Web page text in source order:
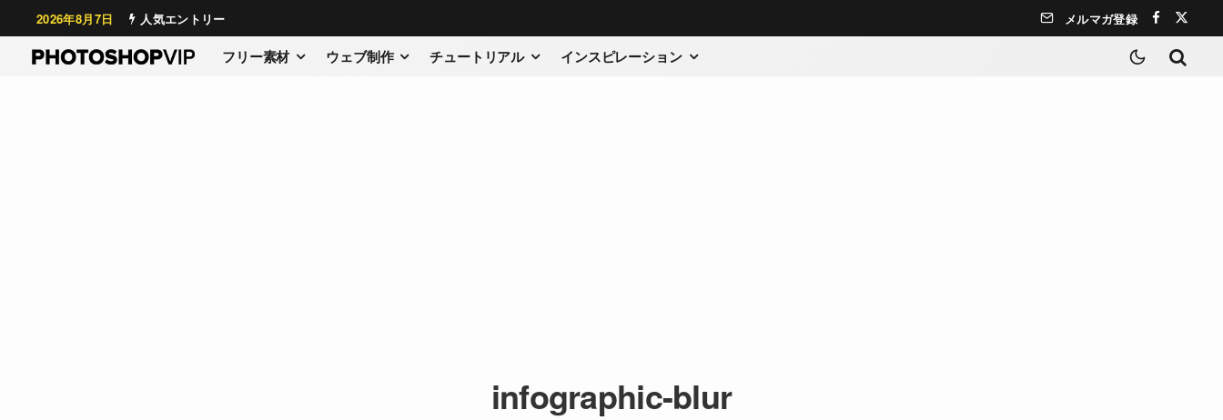
2026年8月7日 人気エントリー メルマガ登録
フリー素材 ウェブ制作 チュートリアル インスピレーション
infographic-blur